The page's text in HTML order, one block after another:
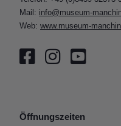
Mail: info@museum-
Web: www.museum-
Öffnungszeiten